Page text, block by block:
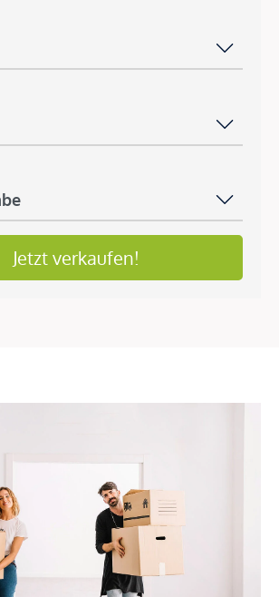
Jetzt verkaufen!